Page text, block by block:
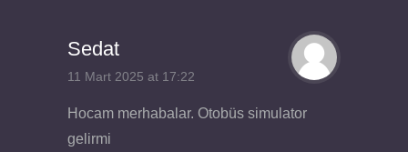
Sedat
11 Mart 2025 at 17:22
Hocam merhabalar. Otobüs simulator
gelirmi